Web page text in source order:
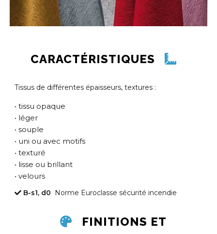
CARACTÉRISTIQUES
Tissus de différentes épaisseurs, textures :
• tissu opaque
• léger
• souple
• uni ou avec motifs
• texturé
• lisse ou brillant
• velours
B-s1, d0 Norme Euroclasse sécurité incendie
FINITIONS ET